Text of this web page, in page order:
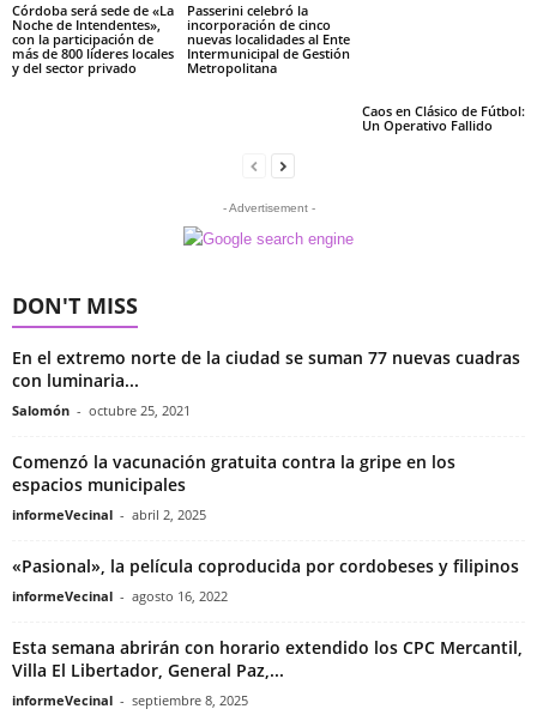
Córdoba será sede de «La
Noche de Intendentes»,
con la participación de
más de 800 líderes locales
y del sector privado
Passerini celebró la
incorporación de cinco
nuevas localidades al Ente
Intermunicipal de Gestión
Metropolitana
Caos en Clásico de Fútbol:
Un Operativo Fallido
- Advertisement -
DON'T MISS
En el extremo norte de la ciudad se suman 77 nuevas cuadras
con luminaria...
Salomón - octubre 25, 2021
Comenzó la vacunación gratuita contra la gripe en los
espacios municipales
informeVecinal - abril 2, 2025
«Pasional», la película coproducida por cordobeses y filipinos
informeVecinal - agosto 16, 2022
Esta semana abrirán con horario extendido los CPC Mercantil,
Villa El Libertador, General Paz,...
informeVecinal - septiembre 8, 2025